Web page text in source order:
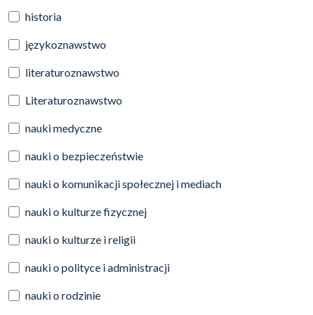
historia
językoznawstwo
literaturoznawstwo
Literaturoznawstwo
nauki medyczne
nauki o bezpieczeństwie
nauki o komunikacji społecznej i mediach
nauki o kulturze fizycznej
nauki o kulturze i religii
nauki o polityce i administracji
nauki o rodzinie